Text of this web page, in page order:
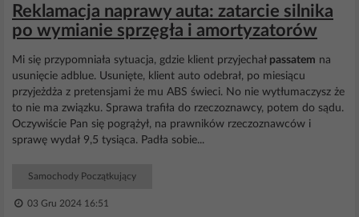
Reklamacja naprawy auta: zatarcie silnika
po wymianie sprzęgła i amortyzatorów
Mi się przypomniała sytuacja, gdzie klient przyjechał passatem na
usunięcie adblue. Usunięte, klient auto odebrał, po miesiącu
przyjeżdża z pretensjami że mu ABS świeci. No nie wytłumaczysz że
to nie ma związku. Sprawa trafiła do rzeczoznawcy, potem do sądu.
Oczywiście Pan się pogrążył, na prawników rzeczoznawców i
sprawę wydał 9,5 tysiąca. Padła sobie...
Samochody Początkujący
03 Gru 2024 16:51